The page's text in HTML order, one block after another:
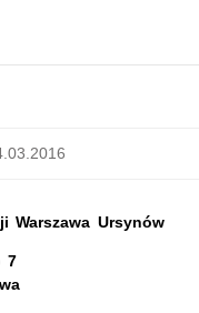
Warszawa Ursynów
7